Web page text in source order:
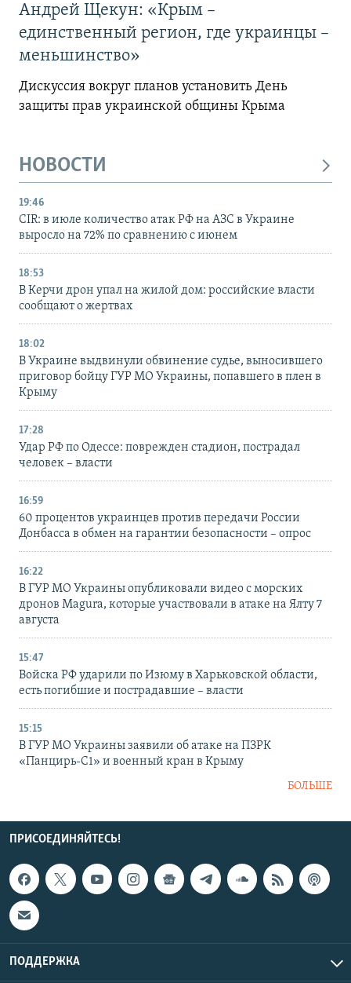
Андрей Щекун: «Крым –
единственный регион, где украинцы –
меньшинство»
Дискуссия вокруг планов установить День
защиты прав украинской общины Крыма
НОВОСТИ
19:46
CIR: в июле количество атак РФ на АЗС в Украине
выросло на 72% по сравнению с июнем
18:53
В Керчи дрон упал на жилой дом: российские власти
сообщают о жертвах
18:02
В Украине выдвинули обвинение судье, выносившего
приговор бойцу ГУР МО Украины, попавшего в плен в
Крыму
17:28
Удар РФ по Одессе: поврежден стадион, пострадал
человек – власти
16:59
60 процентов украинцев против передачи России
Донбасса в обмен на гарантии безопасности – опрос
16:22
В ГУР МО Украины опубликовали видео с морских
дронов Magura, которые участвовали в атаке на Ялту 7
августа
15:47
Войска РФ ударили по Изюму в Харьковской области,
есть погибшие и пострадавшие – власти
15:15
В ГУР МО Украины заявили об атаке на ПЗРК
«Панцирь-С1» и военный кран в Крыму
БОЛЬШЕ
ПРИСОЕДИНЯЙТЕСЬ!
ПОДДЕРЖКА